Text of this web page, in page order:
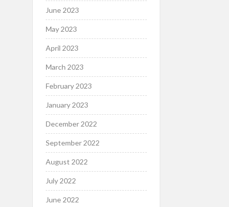
June 2023
May 2023
April 2023
March 2023
February 2023
January 2023
December 2022
September 2022
August 2022
July 2022
June 2022